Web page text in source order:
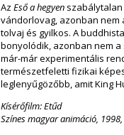
Az Eső a hegyen
vándorlovag, azonban nem
tolvaj és gyilkos. A
bonyolódik, azonban nem
már-már experimentális
természetfeletti fizikai
leglenyűgözőbb, amit King
Kísérőfilm: Etűd
Színes magyar animáció, 1998,